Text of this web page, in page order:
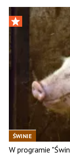
ŚWINIE
W programie